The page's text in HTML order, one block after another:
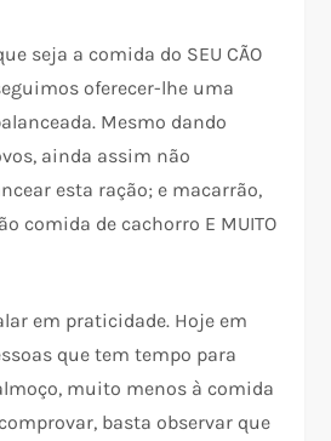
seja a comida do SEU CÃO
oferecer-lhe uma
Mesmo dando
ainda assim não
esta ração; e macarrão,
comida de cachorro E MUITO
em praticidade. Hoje em
que tem tempo para
muito menos à comida
basta observar que